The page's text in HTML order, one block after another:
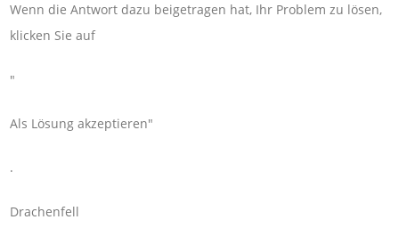
Wenn die Antwort dazu beigetragen hat, Ihr Problem zu lösen,
klicken Sie auf
"
Als Lösung akzeptieren"
.
Drachenfell